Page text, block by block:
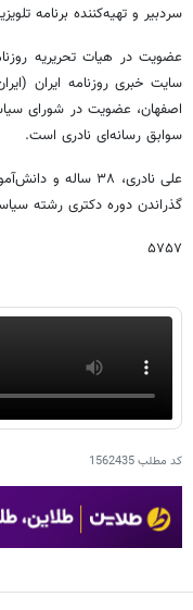
سردبیر و تهیه‌کننده برنامه
عضویت در هیات تحریریه
سایت خبری روزنامه ایران
اصفهان، عضویت در شورای
سوابق رسانه‌ای نادری است.
علی نادری، ۳۸
گذراندن دوره دکتری رشته
۵۷۵۷
کد مطلب1562435